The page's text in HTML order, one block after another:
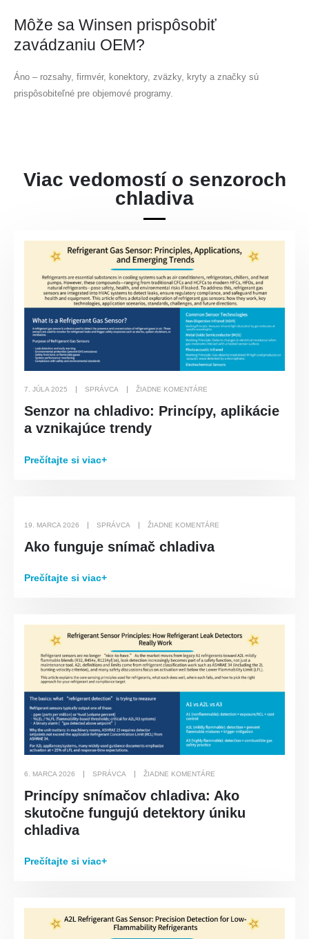
Môže sa Winsen prispôsobiť
zavádzaniu OEM?
Áno – rozsahy, firmvér, konektory, zväzky, kryty a značky sú
prispôsobiteľné pre objemové programy.
Viac vedomostí o senzoroch
chladiva
7. JÚLA 2025 SPRÁVCA ŽIADNE KOMENTÁRE
Senzor na chladivo: Princípy, aplikácie
a vznikajúce trendy
Prečítajte si viac+
19. MARCA 2026 SPRÁVCA ŽIADNE KOMENTÁRE
Ako funguje snímač chladiva
Prečítajte si viac+
6. MARCA 2026 SPRÁVCA ŽIADNE KOMENTÁRE
Princípy snímačov chladiva: Ako
skutočne fungujú detektory úniku
chladiva
Prečítajte si viac+
Kontaktujte nás
Osloviť: Č. 299 Jinsuo Road, National High-Tech Zone, Zhengzhou
Doska:0086-371-67169097
E -mail :cece@winsensor.com
Whatsapp: +8618595618735
Wechat: 18569903598